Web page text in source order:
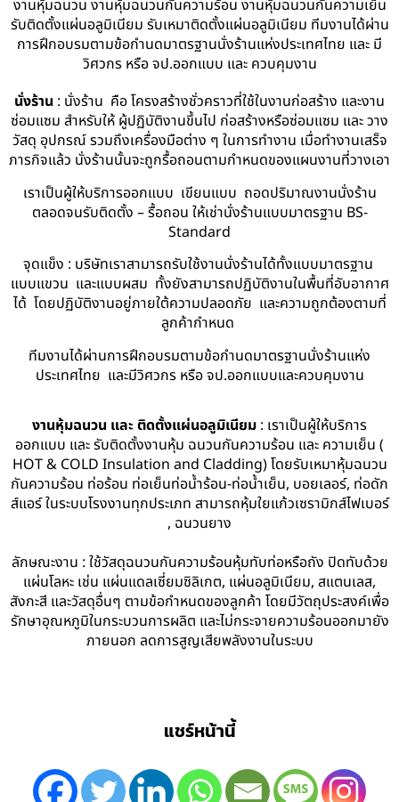
งานหุ้มฉนวน งานหุ้มฉนวนกันความร้อน งานหุ้มฉนวนกันความเย็น
รับติดตั้งแผ่นอลูมิเนียม รับเหมาติดตั้งแผ่นอลูมิเนียม ทีมงานได้ผ่าน
การฝึกอบรมตามข้อกำนดมาตรฐานนั่งร้านแห่งประเทศไทย และ มี
วิศวกร หรือ จป.ออกแบบ และ ควบคุมงาน
นั่งร้าน : นั่งร้าน คือ โครงสร้างชั่วคราวที่ใช้ในงานก่อสร้าง และงาน
ซ่อมแซม สำหรับให้ ผู้ปฏิบัติงานขึ้นไป ก่อสร้างหรือซ่อมแซม และ วาง
วัสดุ อุปกรณ์ รวมถึงเครื่องมือต่าง ๆ ในการทำงาน เมื่อทำงานเสร็จ
ภารกิจแล้ว นั่งร้านนั้นจะถูกรื้อถอนตามกำหนดของแผนงานที่วางเอา
เราเป็นผู้ให้บริการออกแบบ เขียนแบบ ถอดปริมาณงานนั่งร้าน
ตลอดจนรับติดตั้ง – รื้อถอน ให้เช่านั่งร้านแบบมาตรฐาน BS-
Standard
จุดแข็ง : บริษัทเราสามารถรับใช้งานนั่งร้านได้ทั้งแบบมาตรฐาน
แบบแขวน และแบบผสม ทั้งยังสามารถปฏิบัติงานในพื้นที่อับอากาศ
ได้ โดยปฏิบัติงานอยู่ภายใต้ความปลอดภัย และความถูกต้องตามที่
ลูกค้ากำหนด
ทีมงานได้ผ่านการฝึกอบรมตามข้อกำนดมาตรฐานนั่งร้านแห่ง
ประเทศไทย และมีวิศวกร หรือ จป.ออกแบบและควบคุมงาน
งานหุ้มฉนวน และ ติดตั้งแผ่นอลูมิเนียม : เราเป็นผู้ให้บริการ
ออกแบบ และ รับติดตั้งงานหุ้ม ฉนวนกันความร้อน และ ความเย็น (
HOT & COLD Insulation and Cladding) โดยรับเหมาหุ้มฉนวน
กันความร้อน ท่อร้อน ท่อเย็นท่อน้ำร้อน-ท่อน้ำเย็น, บอยเลอร์, ท่อดัก
ส์แอร์ ในระบบโรงงานทุกประเภท สามารถหุ้มใยแก้วเซรามิกส์ไฟเบอร์
, ฉนวนยาง
ลักษณะงาน : ใช้วัสดุฉนวนกันความร้อนหุ้มทับท่อหรือถัง ปิดทับด้วย
แผ่นโลหะ เช่น แผ่นแดลเซี่ยมซิลิเกต, แผ่นอลูมิเนียม, สแตนเลส,
สังกะสี และวัสดุอื่นๆ ตามข้อกำหนดของลูกค้า โดยมีวัตถุประสงค์เพื่อ
รักษาอุณหภูมิในกระบวนการผลิต และไม่กระจายความร้อนออกมายัง
ภายนอก ลดการสูญเสียพลังงานในระบบ
แชร์หน้านี้